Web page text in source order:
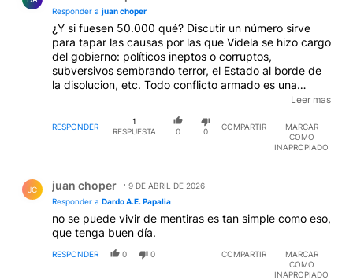
Responder a juan choper
¿Y si fuesen 50.000 qué? Discutir un número sirve
para tapar las causas por las que Videla se hizo cargo
del gobierno: políticos ineptos o corruptos,
subversivos sembrando terror, el Estado al borde de
la disolucion, etc. Todo conflicto armado es una
catástrofe y siempre hay más víctimas y crimenes que
para hacer muchos Vietnam para terminar con la
injusticia. Solo Milei supera ese delirio. Con eso
fuese un paseo al Ital Park. En los 70 Argentina tenía
dos % de desempleo y cinco % de pobreza y
pretendían imponer una dictadura del proletariado, la
Patria Socialista ¿Cual es el desempleo y la pobreza
hoy 2026?
Leer mas
RESPONDER
1
RESPUESTA
0 0
COMPARTIR
MARCAR
COMO
INAPROPIADO
JC juan choper
9 DE ABRIL DE 2026
Responder a Dardo A.E. Papalia
no se puede vivir de mentiras es tan simple como eso,
que tenga buen día.
RESPONDER 0 0 COMPARTIR
MARCAR
COMO
INAPROPIADO